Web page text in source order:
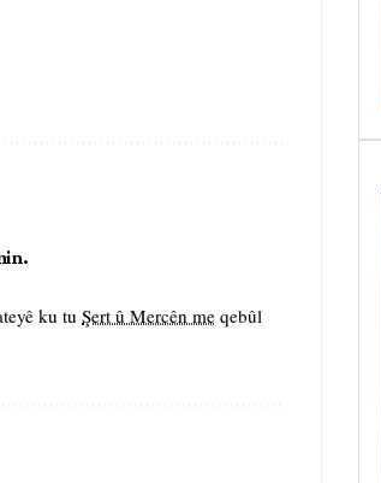
ku tu Şert û Mercên me qebûl